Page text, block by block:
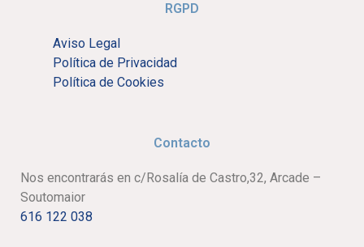
RGPD
Aviso Legal
Política de Privacidad
Política de Cookies
Contacto
Nos encontrarás en c/Rosalía de Castro,32, Arcade –
Soutomaior
616 122 038